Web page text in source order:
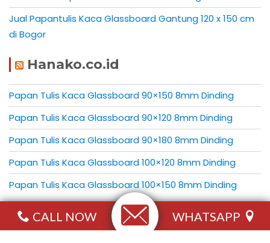
CALL NOW WHATSAPP
Jual Papantulis Kaca Glassboard Gantung 120 x 150 cm
di Bogor
Hanako.co.id
Papan Tulis Kaca Glassboard 90×150 8mm Dinding
Papan Tulis Kaca Glassboard 90×120 8mm Dinding
Papan Tulis Kaca Glassboard 90×180 8mm Dinding
Papan Tulis Kaca Glassboard 100×120 8mm Dinding
Papan Tulis Kaca Glassboard 100×150 8mm Dinding